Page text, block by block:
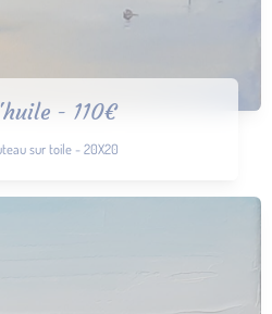
- 110€
sur toile - 20X20